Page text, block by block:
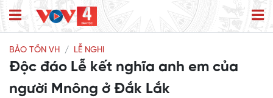
BẢO TỒN VH LỄ NGHI
Độc đáo Lễ kết nghĩa anh em của
người Mnông ở Đắk Lắk